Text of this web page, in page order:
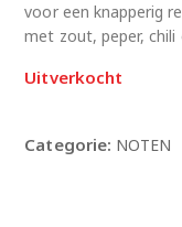
voor een knapperig
met zout, peper,
Uitverkocht
Categorie: NOTEN